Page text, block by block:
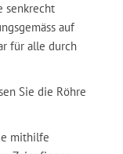
senkrecht
auf
für alle durch
Sie die Röhre
mithilfe